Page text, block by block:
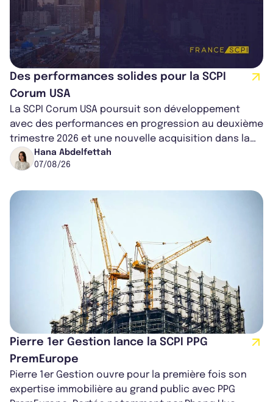
Des performances solides pour la SCPI
Corum USA
La SCPI Corum USA poursuit son développement
avec des performances en progression au deuxième
trimestre 2026 et une nouvelle acquisition dans la
région de Chicago. Entre hausse de...
Hana Abdelfettah
07/08/26
Pierre 1er Gestion lance la SCPI PPG
PremEurope
Pierre 1er Gestion ouvre pour la première fois son
expertise immobilière au grand public avec PPG